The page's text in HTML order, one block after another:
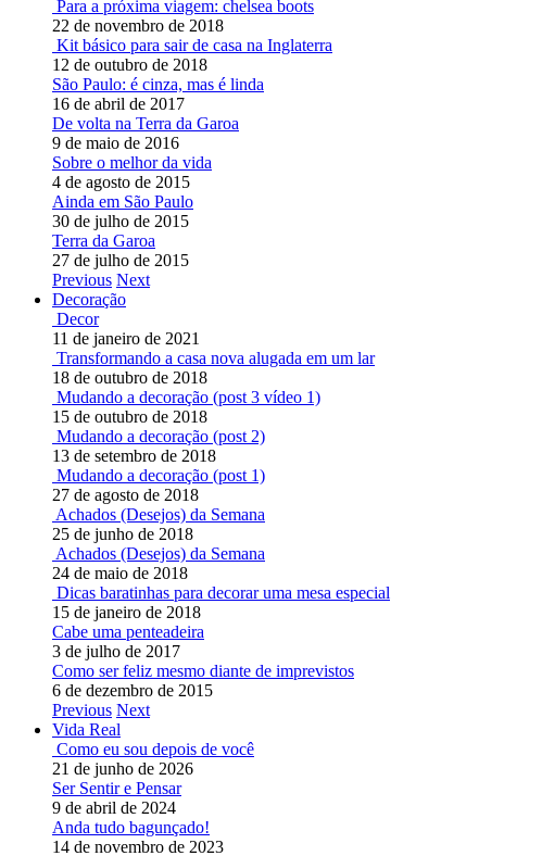
Para a próxima viagem: chelsea boots
22 de novembro de 2018
Kit básico para sair de casa na Inglaterra
12 de outubro de 2018
São Paulo: é cinza, mas é linda
16 de abril de 2017
De volta na Terra da Garoa
9 de maio de 2016
Sobre o melhor da vida
4 de agosto de 2015
Ainda em São Paulo
30 de julho de 2015
Terra da Garoa
27 de julho de 2015
Previous Next
Decoração
Decor
11 de janeiro de 2021
Transformando a casa nova alugada em um lar
18 de outubro de 2018
Mudando a decoração (post 3 vídeo 1)
15 de outubro de 2018
Mudando a decoração (post 2)
13 de setembro de 2018
Mudando a decoração (post 1)
27 de agosto de 2018
Achados (Desejos) da Semana
25 de junho de 2018
Achados (Desejos) da Semana
24 de maio de 2018
Dicas baratinhas para decorar uma mesa especial
15 de janeiro de 2018
Cabe uma penteadeira
3 de julho de 2017
Como ser feliz mesmo diante de imprevistos
6 de dezembro de 2015
Previous Next
Vida Real
Como eu sou depois de você
21 de junho de 2026
Ser Sentir e Pensar
9 de abril de 2024
Anda tudo bagunçado!
14 de novembro de 2023